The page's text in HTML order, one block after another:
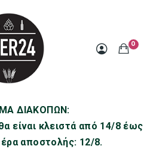
0
ΔΙΑΚΟΠΩΝ:
είναι κλειστά από 14/8 έως
αποστολής: 12/8.